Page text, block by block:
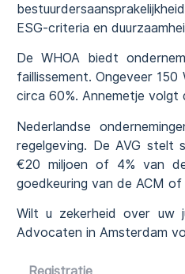
ESG-criteria en
De WHOA biedt
faillissement. Ongeveer
circa 60%. Annemetje volgt
Nederlandse
regelgeving. De AVG stelt
€20 miljoen of 4% van
goedkeuring van de ACM
Wilt u zekerheid over uw
Advocaten in Amsterdam